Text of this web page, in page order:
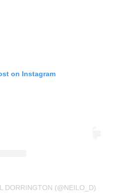
on Instagram
DORRINGTON (@NEILO_D)